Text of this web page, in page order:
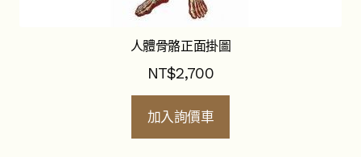
人體骨骼正面掛圖
NT$2,700
加入詢價車